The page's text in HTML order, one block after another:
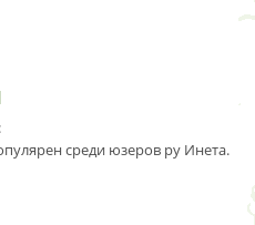
среди юзеров ру Инета.